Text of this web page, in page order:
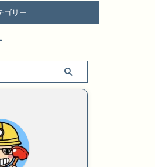
ゴリー